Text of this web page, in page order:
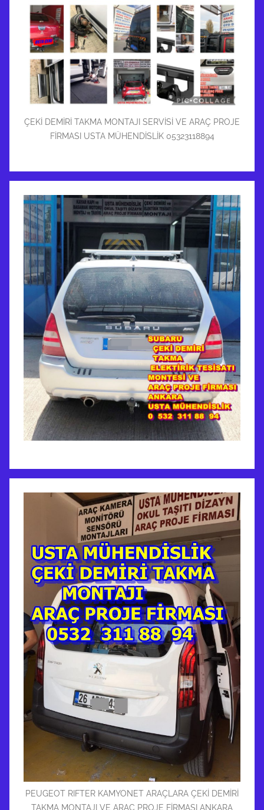
ÇEKİ DEMİRİ TAKMA MONTAJI SERVİSİ VE ARAÇ PROJE
FİRMASI USTA MÜHENDİSLİK 05323118894
PEUGEOT RIFTER KAMYONET ARAÇLARA ÇEKİ DEMİRİ
TAKMA MONTAJI VE ARAÇ PROJE FİRMASI ANKARA